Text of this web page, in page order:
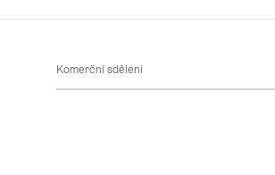
Komerční sdělení